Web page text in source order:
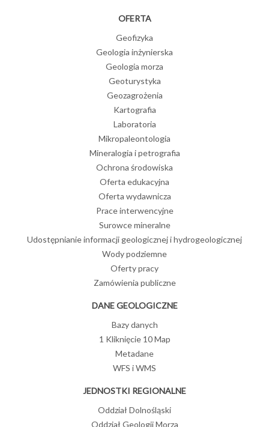
OFERTA
Geofizyka
Geologia inżynierska
Geologia morza
Geoturystyka
Geozagrożenia
Kartografia
Laboratoria
Mikropaleontologia
Mineralogia i petrografia
Ochrona środowiska
Oferta edukacyjna
Oferta wydawnicza
Prace interwencyjne
Surowce mineralne
Udostępnianie informacji geologicznej i hydrogeologicznej
Wody podziemne
Oferty pracy
Zamówienia publiczne
DANE GEOLOGICZNE
Bazy danych
1 Kliknięcie 10 Map
Metadane
WFS i WMS
JEDNOSTKI REGIONALNE
Oddział Dolnośląski
Oddział Geologii Morza